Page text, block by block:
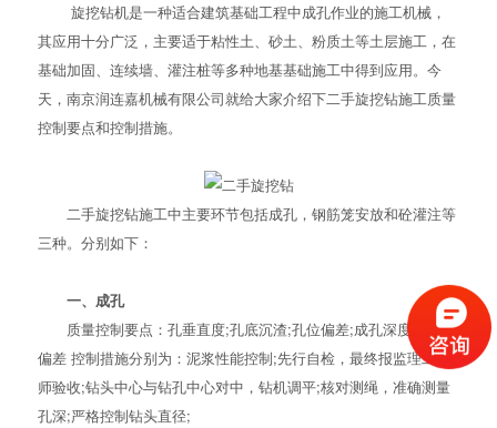
旋挖钻机是一种适合建筑基础工程中成孔作业的施工机械，
其应用十分广泛，主要适于粘性土、砂土、粉质土等土层施工，在
基础加固、连续墙、灌注桩等多种地基基础施工中得到应用。今
天，南京润连嘉机械有限公司就给大家介绍下二手旋挖钻施工质量
控制要点和控制措施。
二手旋挖钻施工中主要环节包括成孔，钢筋笼安放和砼灌注等
三种。分别如下：
一、成孔
质量控制要点：孔垂直度;孔底沉渣;孔位偏差;成孔深度;孔径
偏差 控制措施分别为：泥浆性能控制;先行自检，最终报监理工程
师验收;钻头中心与钻孔中心对中，钻机调平;核对测绳，准确测量
孔深;严格控制钻头直径;